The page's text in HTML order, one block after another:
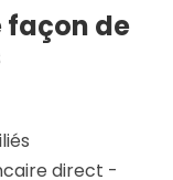
façon de
direct -